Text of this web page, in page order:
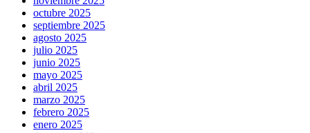
octubre 2025
septiembre 2025
agosto 2025
julio 2025
junio 2025
mayo 2025
abril 2025
marzo 2025
febrero 2025
enero 2025